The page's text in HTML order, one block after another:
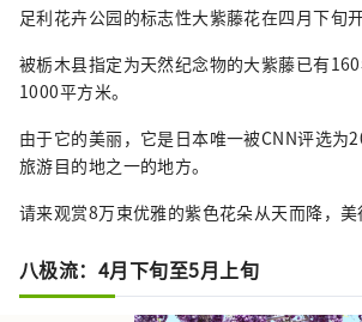
足利花卉公园的标志性大紫藤花在四月下旬开
被栃木县指定为天然纪念物的大紫藤已有
1000平方米。
由于它的美丽，它是日本唯一被CNN评选为
旅游目的地之一的地方。
请来观赏8万束优雅的紫色花朵从天而降，美
八极流：4月下旬至5月上旬